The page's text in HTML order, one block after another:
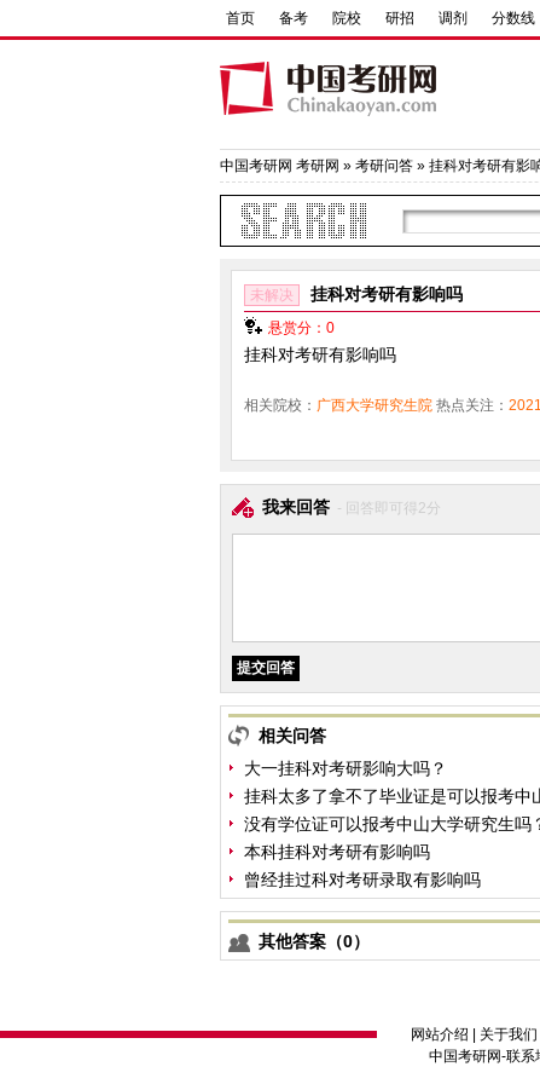
首页 备考 院校 研招 调剂 分数线
中国考研网 考研网 » 考研问答 » 挂科对考研有影
未解决 挂科对考研有影响吗
悬赏分：0
挂科对考研有影响吗
相关院校： 广西大学研究生院 热点关注：
我来回答 - 回答即可得2分
相关问答
大一挂科对考研影响大吗？
挂科太多了拿不了毕业证是可以报考中
没有学位证可以报考中山大学研究生吗
本科挂科对考研有影响吗
曾经挂过科对考研录取有影响吗
其他答案（0）
网站介绍 关于我们
中国考研网-联系